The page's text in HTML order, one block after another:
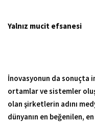
Yalnız mucit efsanesi
İnovasyonun da sonuçta
ortamlar ve sistemler
olan şirketlerin adını
dünyanın en beğenilen,